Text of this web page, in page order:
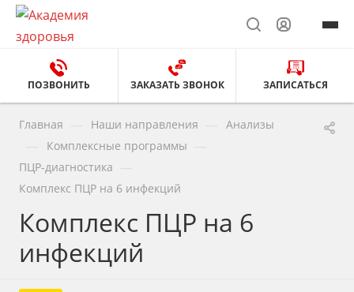
ПОЗВОНИТЬ ЗАКАЗАТЬ ЗВОНОК ЗАПИСАТЬСЯ
Главная Наши направления Анализы
Комплексные программы
ПЦР-диагностика
Комплекс ПЦР на 6 инфекций
Комплекс ПЦР на 6
инфекций